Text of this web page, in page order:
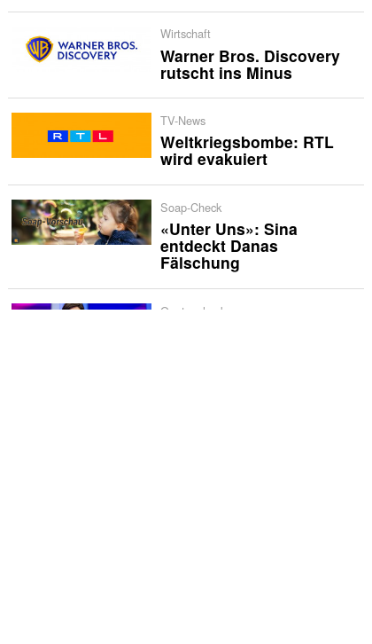
Wirtschaft
Warner Bros. Discovery
rutscht ins Minus
TV-News
Weltkriegsbombe: RTL
wird evakuiert
Soap-Check
«Unter Uns»: Sina
entdeckt Danas
Fälschung
Quotencheck